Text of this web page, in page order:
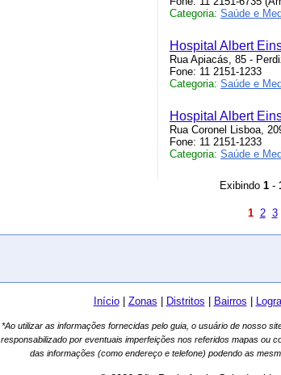
Categoria: Saúde e
Hospital Albert
Rua Apiacás, 85 -
Fone: 11 2151-1233
Categoria: Saúde e
Hospital Albert
Rua Coronel Lisboa,
Fone: 11 2151-1233
Categoria: Saúde e
Exibindo 1-
1 2 3
Início| Zonas Distritos Bairros
*Ao utilizar as informações fornecidas pelo guia, o usuário de nosso
responsabilizado por eventuais imperfeições nos referidos mapas ou
das informações (como endereço e telefone) podendo as